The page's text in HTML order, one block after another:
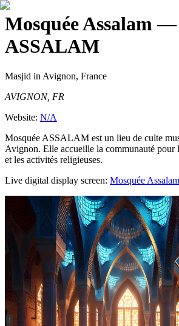
Mosquée Assalam—
ASSALAM
Masjid in Avignon, France
AVIGNON, FR
Website: N/A
Mosquée ASSALAM est un lieu de culte
Avignon. Elle accueille la communauté pour
et les activités religieuses.
Live digital display screen: Mosquée Assalam